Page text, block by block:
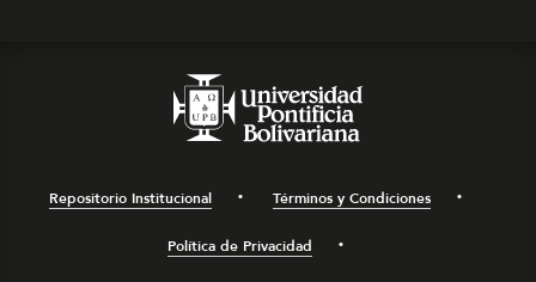
Repositorio Institucional Términos y Condiciones
Política de Privacidad